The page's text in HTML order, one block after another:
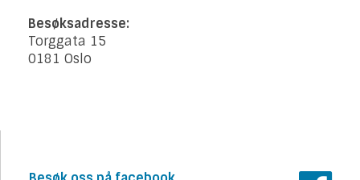
Besøksadresse:
Torggata 15
0181 Oslo